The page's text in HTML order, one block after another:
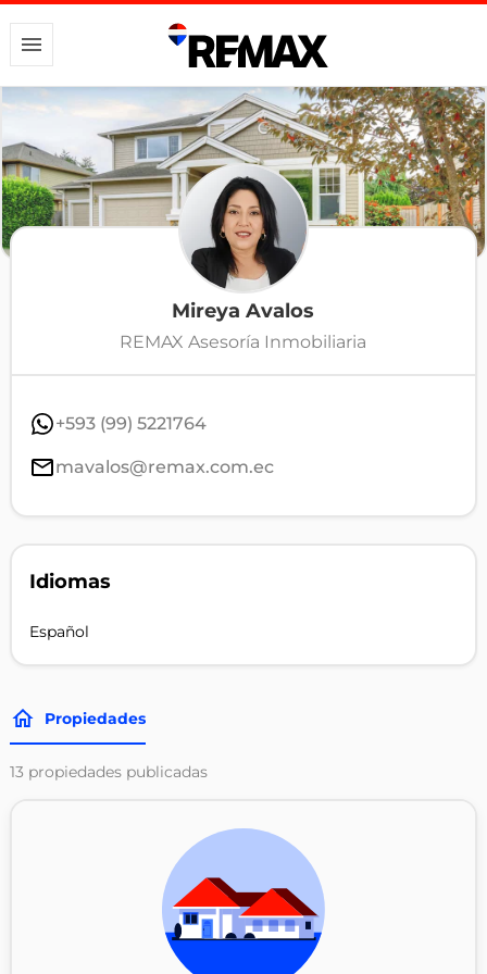
Mireya Avalos
REMAX Asesoría Inmobiliaria
+593 (99) 5221764
mavalos@remax.com.ec
Idiomas
Español
Propiedades
13 propiedades publicadas